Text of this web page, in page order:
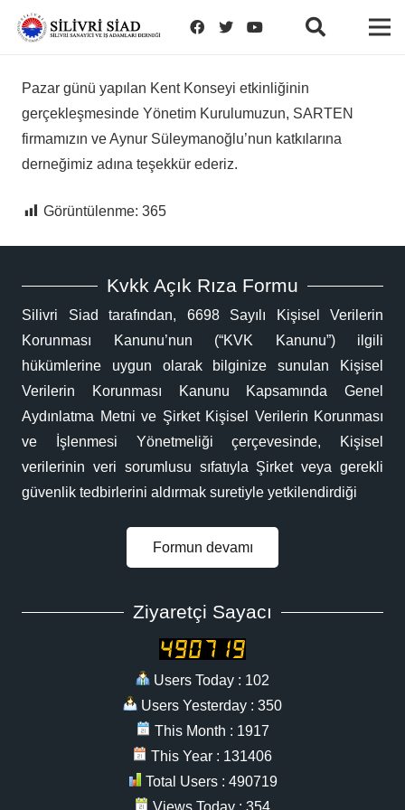
Pazar günü yapılan Kent Konseyi etkinliğinin
gerçekleşmesinde Yönetim Kurulumuzun, SARTEN
firmamızın ve Aynur Süleymanoğlu’nun katkılarına
derneğimiz adına teşekkür ederiz.
Görüntülenme: 365
Kvkk Açık Rıza Formu
Silivri Siad tarafından, 6698 Sayılı Kişisel Verilerin
Korunması Kanunu’nun (“KVK Kanunu”) ilgili
hükümlerine uygun olarak bilginize sunulan Kişisel
Verilerin Korunması Kanunu Kapsamında Genel
Aydınlatma Metni ve Şirket Kişisel Verilerin Korunması
ve İşlenmesi Yönetmeliği çerçevesinde, Kişisel
verilerinin veri sorumlusu sıfatıyla Şirket veya gerekli
güvenlik tedbirlerini aldırmak suretiyle yetkilendirdiği
Formun devamı
Ziyaretçi Sayacı
Users Today : 102
Users Yesterday : 350
This Month : 1917
This Year : 131406
Total Users : 490719